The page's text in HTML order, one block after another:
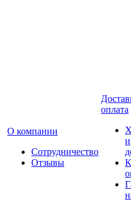
О компании
Сотрудничество
Отзывы
оплата
и